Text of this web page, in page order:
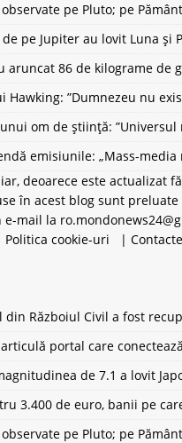
pe Pluto; pe
pe Jupiter au lovit Luna și
aruncat 86 de kilograme
Hawking: ”Dumnezeu nu
om de știință:
emisiunile: „Mass-
deoarece este actualizat
în acest blog sunt
e-mail la
Politica cookie-uri | Contacte
Războiul Civil a fost
portal care
de 7.1 a lovit
3.400 de euro, banii pe
pe Pluto; pe